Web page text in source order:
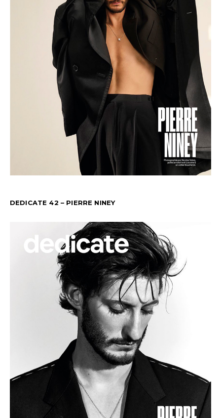
DEDICATE 42 – PIERRE NINEY